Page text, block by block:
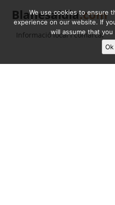
Blanesaldia.com
Informació local i comarcal
We use cookies to ensure
experience on our website. If
will assume that
Ok